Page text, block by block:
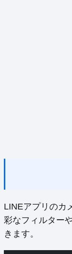
LINEアプリのカ
彩なフィルター
きます。